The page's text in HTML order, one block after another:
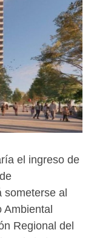
el ingreso de
someterse al
Ambiental
Regional del